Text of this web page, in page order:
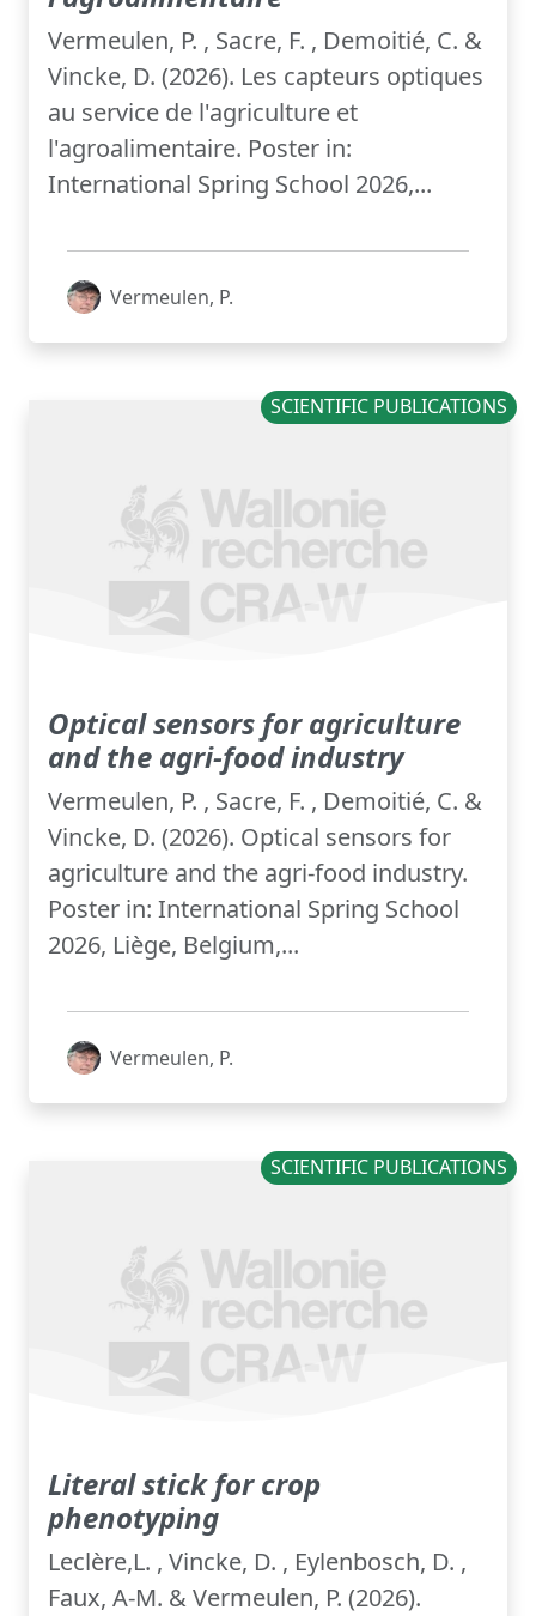
Vermeulen, P. , Sacre, F. , Demoitié, C. &
Vincke, D. (2026). Les capteurs optiques
au service de l'agriculture et
l'agroalimentaire. Poster in:
International Spring School 2026,...
Vermeulen, P.
SCIENTIFIC PUBLICATIONS
Optical sensors for agriculture
and the agri-food industry
Vermeulen, P. , Sacre, F. , Demoitié, C. &
Vincke, D. (2026). Optical sensors for
agriculture and the agri-food industry.
Poster in: International Spring School
2026, Liège, Belgium,...
Vermeulen, P.
SCIENTIFIC PUBLICATIONS
Literal stick for crop
phenotyping
Leclère,L. , Vincke, D. , Eylenbosch, D. ,
Faux, A-M. & Vermeulen, P. (2026).